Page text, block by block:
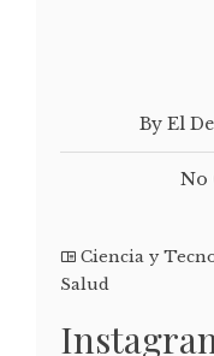
By El
No
Ciencia y
Salud